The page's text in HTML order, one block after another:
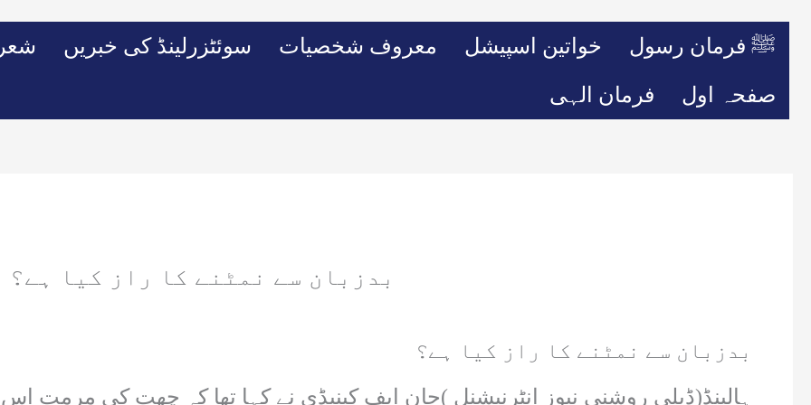
سوئٹزرلینڈ کی خبریں معروف شخصیات خواتین اسپیشل ﷺ فرمان رسول
فرمان الہی صفحہ اول
بدزبان سے نمٹنے کا راز کیا ہے؟
بدزبان سے نمٹنے کا راز کیا ہے؟
ہالینڈ(ڈیلی روشنی نیوز انٹرنیشنل )جان ایف کینیڈی نے کہا تھا کہ چھت کی